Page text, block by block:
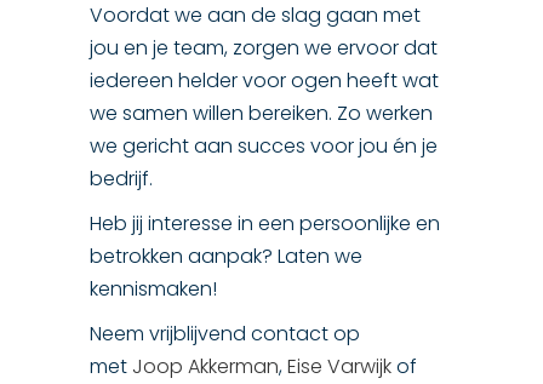
Voordat we aan de slag gaan met
jou en je team, zorgen we ervoor dat
iedereen helder voor ogen heeft wat
we samen willen bereiken. Zo werken
we gericht aan succes voor jou én je
bedrijf.
Heb jij interesse in een persoonlijke en
betrokken aanpak? Laten we
kennismaken!
Neem vrijblijvend contact op
met Joop Akkerman,Eise Varwijkof